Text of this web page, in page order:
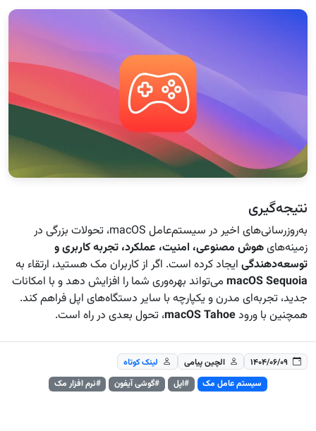
نتیجه‌گیری
به‌روزرسانی‌های اخیر در سیستم‌عامل macOS، تحولات بزرگی در
زمینه‌هایهوش مصنوعی، امنیت، عملکرد، تجربه کاربری و
توسعه‌دهندگی ایجاد کرده است. اگر از کاربران مک هستید، ارتقاء به
macOS Sequoia می‌تواند بهره‌وری شما را افزایش دهد و با امکانات
جدید، تجربه‌ای مدرن و یکپارچه با سایر دستگاه‌های اپل فراهم کند.
همچنین با ورودmacOS Tahoe، تحول بعدی در راه است.
۱۴۰۴/۰۶/۰۹ الچین پیامی
لینک کوتاه
سیستم عامل مک
#اپل #گوشی آیفون #نرم افزار مک